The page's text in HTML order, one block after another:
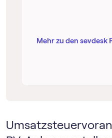
Mehr zu den sevdesk